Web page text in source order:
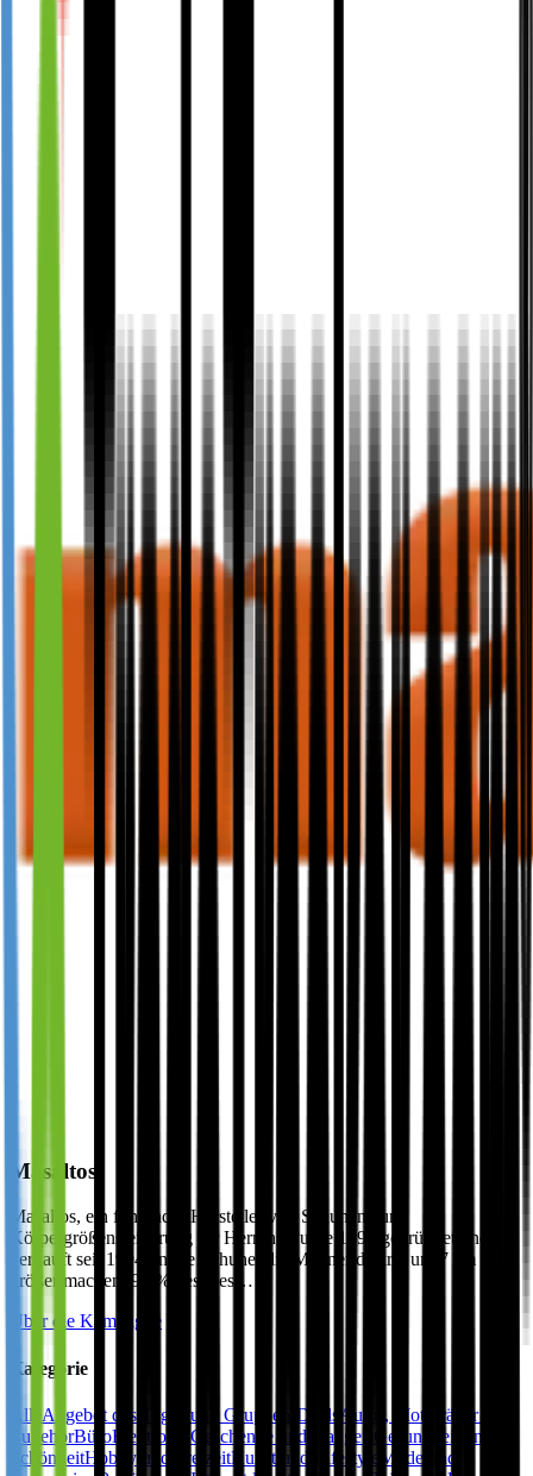
Masaltos
Masaltos, ein führender Hersteller von Schuhen zur
Körpergrößensteigerung für Herren, wurde 1993 gegründet und
verkauft seit 1994 online Schuhe, die Männer diskret um 7 cm
größer machen. 95 % des Ges…
Über die Kampagne
Kategorie
Alle Angebot des Tages und Gruppen-Deals Autos, Motorräder und
ZubehörBüroElektronik Geschenke und Gadgets
Gesundheit und
SchönheitHobby und FreizeitKunst und Lifestyle Mode und